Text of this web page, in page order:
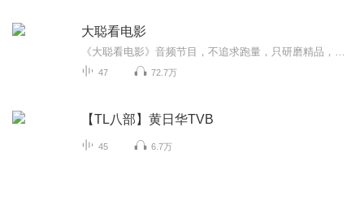
大聪看电影
47 72.7万
【TL八部】黄日华TVB
45 6.7万